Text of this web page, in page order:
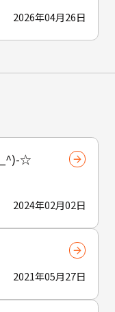
2026年04月26日
☆
2024年02月02日
2021年05月27日